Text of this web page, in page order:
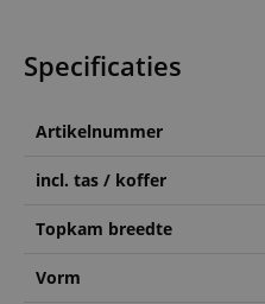
Specificaties
Artikelnummer
incl. tas / koffer
Topkam breedte
Vorm